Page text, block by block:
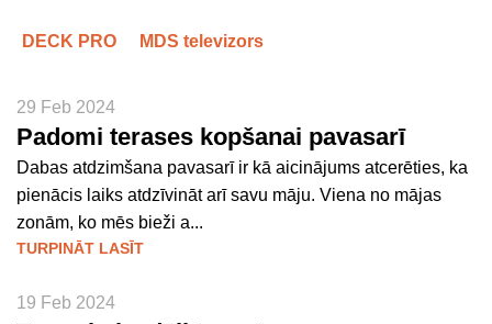
DECK PRO MDS televizors
29 Feb 2024
Padomi terases kopšanai pavasarī
Dabas atdzimšana pavasarī ir kā aicinājums atcerēties, ka
pienācis laiks atdzīvināt arī savu māju. Viena no mājas
zonām, ko mēs bieži a...
TURPINĀT LASĪT
19 Feb 2024